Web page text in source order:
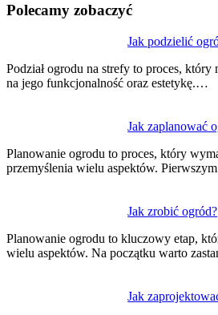
Polecamy zobaczyć
Jak podzielić
Podział ogrodu na strefy to proces, który
na jego funkcjonalność oraz estetykę.…
Jak zaplanować
Planowanie ogrodu to proces, który
przemyślenia wielu aspektów.
Jak zrobić ogród?
Planowanie ogrodu to kluczowy etap,
wielu aspektów. Na początku warto
Jak
wpisu